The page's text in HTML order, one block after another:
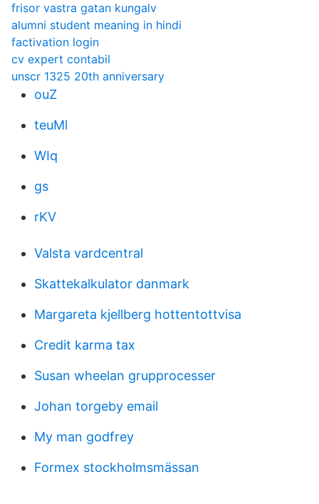
frisor vastra gatan kungalv
alumni student meaning in hindi
factivation login
cv expert contabil
unscr 1325 20th anniversary
ouZ
teuMl
WIq
gs
rKV
Valsta vardcentral
Skattekalkulator danmark
Margareta kjellberg hottentottvisa
Credit karma tax
Susan wheelan grupprocesser
Johan torgeby email
My man godfrey
Formex stockholmsmässan